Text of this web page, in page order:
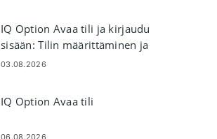
IQ Option Avaa tili ja kirjaudu
sisään: Tilin määrittäminen ja
käyttö
03.08.2026
IQ Option Avaa tili
06.08.2026